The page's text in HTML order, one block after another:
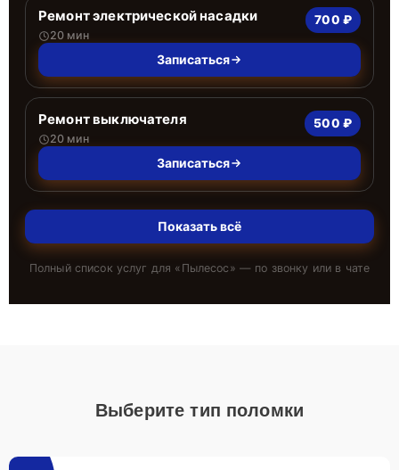
Ремонт электрической насадки
20 мин
700 ₽
Записаться
Ремонт выключателя
20 мин
500 ₽
Записаться
Показать всё
Полный список услуг для « Пылесос » — по звонку или в чате
Выберите тип поломки